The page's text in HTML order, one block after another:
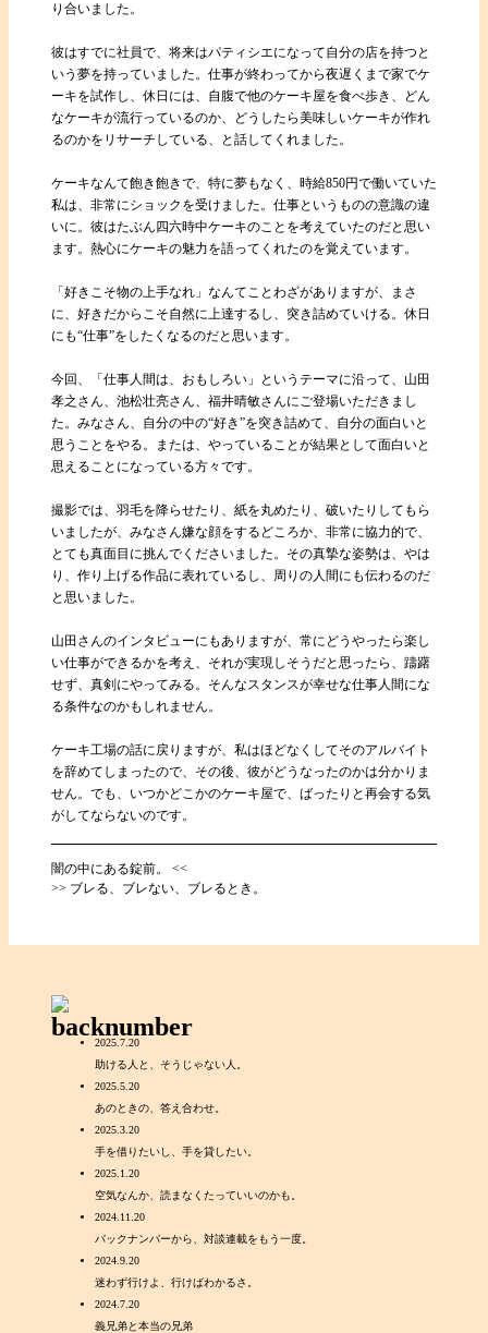
り合いました。
彼はすでに社員で、将来はパティシエになって自分の店を持つと
いう夢を持っていました。仕事が終わってから夜遅くまで家でケ
ーキを試作し、休日には、自腹で他のケーキ屋を食べ歩き、どん
なケーキが流行っているのか、どうしたら美味しいケーキが作れ
るのかをリサーチしている、と話してくれました。
ケーキなんて飽き飽きで、特に夢もなく、時給850円で働いていた
私は、非常にショックを受けました。仕事というものの意識の違
いに。彼はたぶん四六時中ケーキのことを考えていたのだと思い
ます。熱心にケーキの魅力を語ってくれたのを覚えています。
「好きこそ物の上手なれ」なんてことわざがありますが、まさ
に、好きだからこそ自然に上達するし、突き詰めていける。休日
にも“仕事”をしたくなるのだと思います。
今回、「仕事人間は、おもしろい」というテーマに沿って、山田
孝之さん、池松壮亮さん、福井晴敏さんにご登場いただきまし
た。みなさん、自分の中の“好き”を突き詰めて、自分の面白いと
思うことをやる。または、やっていることが結果として面白いと
思えることになっている方々です。
撮影では、羽毛を降らせたり、紙を丸めたり、破いたりしてもら
いましたが、みなさん嫌な顔をするどころか、非常に協力的で、
とても真面目に挑んでくださいました。その真摯な姿勢は、やは
り、作り上げる作品に表れているし、周りの人間にも伝わるのだ
と思いました。
山田さんのインタビューにもありますが、常にどうやったら楽し
い仕事ができるかを考え、それが実現しそうだと思ったら、躊躇
せず、真剣にやってみる。そんなスタンスが幸せな仕事人間にな
る条件なのかもしれません。
ケーキ工場の話に戻りますが、私はほどなくしてそのアルバイト
を辞めてしまったので、その後、彼がどうなったのかは分かりま
せん。でも、いつかどこかのケーキ屋で、ばったりと再会する気
がしてならないのです。
闇の中にある錠前。 <<
>> ブレる、ブレない、ブレるとき。
2025.7.20
助ける人と、そうじゃない人。
2025.5.20
あのときの、答え合わせ。
2025.3.20
手を借りたいし、手を貸したい。
2025.1.20
空気なんか、読まなくたっていいのかも。
2024.11.20
バックナンバーから、対談連載をもう一度。
2024.9.20
迷わず行けよ、行けばわかるさ。
2024.7.20
義兄弟と本当の兄弟